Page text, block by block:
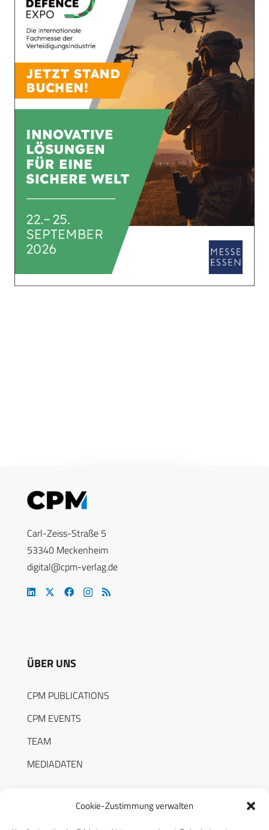
Cookie-Zustimmung verwalten
Carl-Zeiss-Straße 5
53340 Meckenheim
digital@cpm-verlag.de
ÜBER UNS
CPM PUBLICATIONS
CPM EVENTS
TEAM
MEDIADATEN